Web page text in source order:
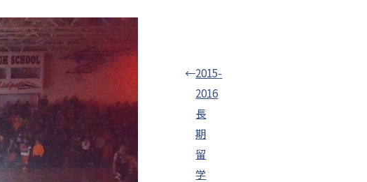
←2015-
2016
長
期
留
学